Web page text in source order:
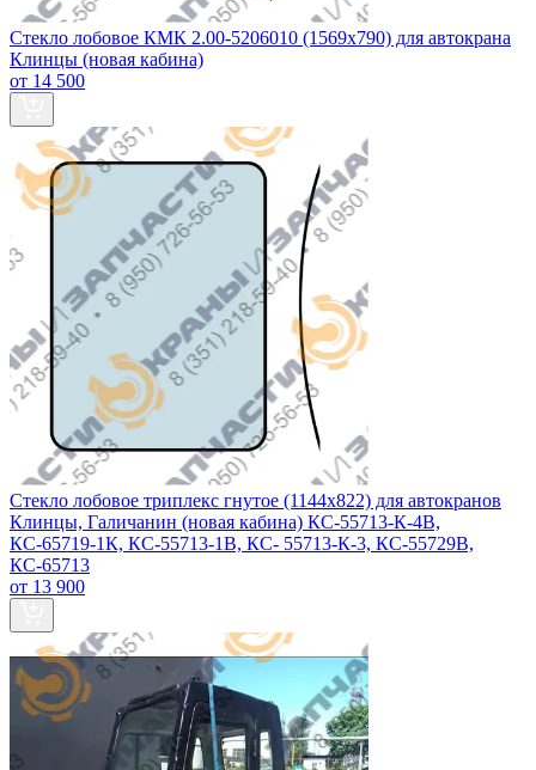
Стекло лобовое КМК 2.00-5206010 (1569х790) для автокрана
Клинцы (новая кабина)
от 14 500
Стекло лобовое триплекс гнутое (1144x822) для автокранов
Клинцы, Галичанин (новая кабина) КС-55713-К-4В,
КС-65719-1К, КС-55713-1В, КС- 55713-К-3, КС-55729В,
КС-65713
от 13 900